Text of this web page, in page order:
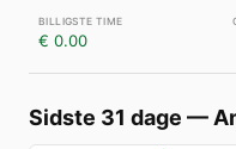
€ 0.00
Sidste 31 dage —